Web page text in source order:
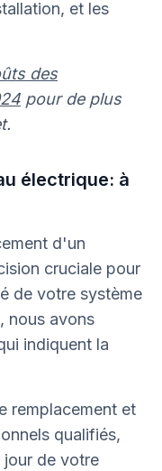
et les
des
pour de plus
électrique: à
d'un
cruciale pour
de votre système
nous avons
indiquent la
remplacement et
qualifiés,
jour de votre